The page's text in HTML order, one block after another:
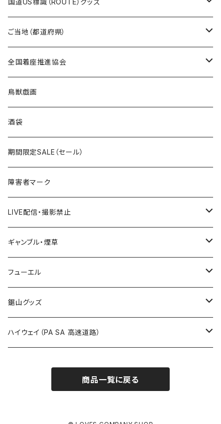
トートバッグ
国道0～99号線
国道100～199号線
国道600～699号線
国道700～799号線
Tシャツ
キャップ
国道US標識（ROUTE）グッズ
ステッカー
ROUTE 0～99号線
ROUTE100～199号線
ROUTE600～699号線
ROUTE700～799号線
Tシャツ
ROUTE 0～99号線
ROUTE 100～199号線
ROUTE 600～699号線
ROUTE 700～799号線
キャップ
ROUTE 0～99号線
ROUTE 100～199号線
ROUTE 600～699号線
ROUTE 700～799号線
ご当地（都道府県）
北海道
青森県
岩手県
宮城県
秋田県
Tシャツ
ステッカー
山形県
福島県
茨城県
栃木県
群馬県
全国着座推進協会
ステッカー
鳥獣戯画
酒袋
期間限定SALE（セール）
障害者マーク
LIVE配信・撮影禁止
LIVE配信禁止
撮影禁止
ギャンブル・煙草
ホテルキーホルダー
たばこ・禁煙ステッカー
フューエル
ステッカー
鋸山グッズ
Tシャツ
ハイウェイ（PA SA 高速道路）
商品一覧に戻る